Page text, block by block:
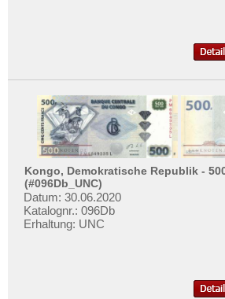
Mexiko
Montserrat
Nicaragua
Niederländische Antillen
Ostkaribische Staaten
Paraguay
Peru
Privatsphäre und Datenschutz
AGB
Impressum
Kongo, Demokratische Republik -
(#096Db_UNC)
Datum: 30.06.2020
Katalognr.: 096Db
Erhaltung: UNC